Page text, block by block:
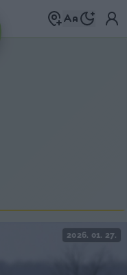
2026. 01. 27.